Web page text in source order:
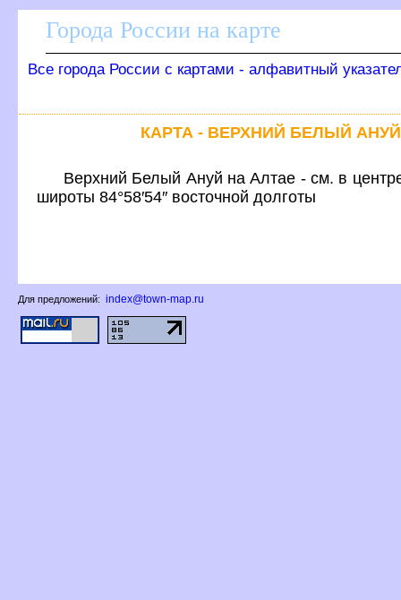
Города России на карте
се города России с картами - алфавитный
КАРТА - ВЕРХНИЙ БЕЛЫЙ
ерхний Белый Ануй на Алтае - см. в центре
широты 84°58′54″ восточной долготы
Для предложений: index@town-map.ru